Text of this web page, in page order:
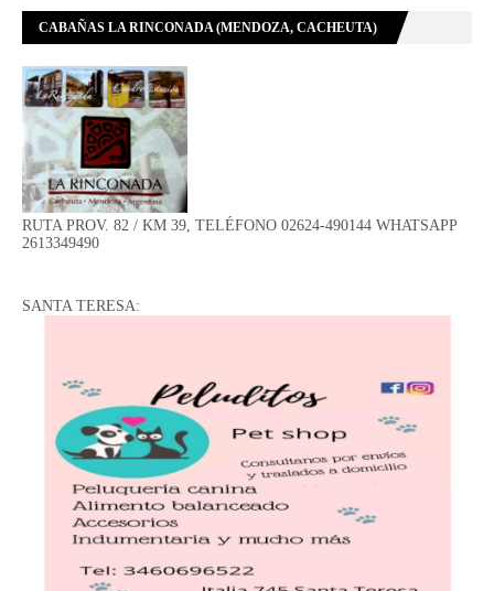
CABAÑAS LA RINCONADA (MENDOZA, CACHEUTA)
RUTA PROV. 82 / KM 39, TELÉFONO 02624-490144 WHATSAPP
2613349490
SANTA TERESA: